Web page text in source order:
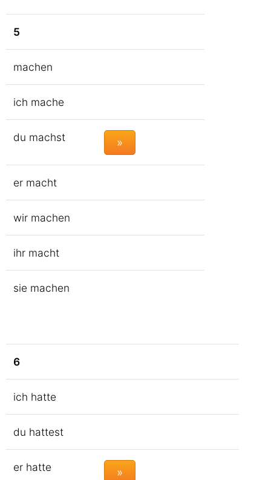
5
machen
ich mache
du machst »
er macht
wir machen
ihr macht
sie machen
6
ich hatte
du hattest
er hatte »